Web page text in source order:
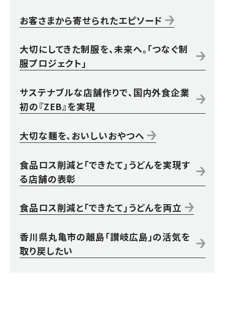
お客さまから寄せられたエピソード
大切にしてきた制服を、未来へ。「つなぐ制
服プロジェクト」
サステナブルな店舗作りで、国内外食企業
初の『ZEB』を実現
大切な麺を、おいしいおやつへ
食品ロス削減と「できたて」うどんを実現す
る店舗の表彰
食品ロス削減と「できたて」うどんを両立
香川県丸亀市の離島「讃岐広島」の活気を
取り戻したい